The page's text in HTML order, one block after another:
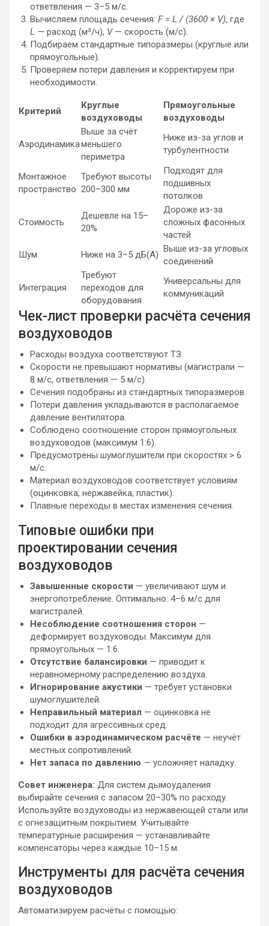
ответвления — 3–5 м/с.
Вычисляем площадь сечения: F = L / (3600 × V), где
L — расход (м³/ч), V— скорость (м/с).
Подбираем стандартные типоразмеры (круглые или
прямоугольные).
Проверяем потери давления и корректируем при
необходимости.
Критерий
Круглые
воздуховоды
Прямоугольные
воздуховоды
Аэродинамика
Выше за счёт
меньшего
периметра
Ниже из-за углов и
турбулентности
Монтажное
пространство
Требуют высоты
200–300 мм
Подходят для
подшивных
потолков
Стоимость
Дешевле на 15–
20%
Дороже из-за
сложных фасонных
частей
Шум
Ниже на 3–5 дБ(А)
Выше из-за угловых
соединений
Интеграция
Требуют
переходов для
оборудования
Универсальны для
коммуникаций
Чек-лист проверки расчёта сечения
воздуховодов
Расходы воздуха соответствуют ТЗ.
Скорости не превышают нормативы (магистрали —
8 м/с, ответвления — 5 м/с).
Сечения подобраны из стандартных типоразмеров.
Потери давления укладываются в располагаемое
давление вентилятора.
Соблюдено соотношение сторон прямоугольных
воздуховодов (максимум 1:6).
Предусмотрены шумоглушители при скоростях > 6
м/с.
Материал воздуховодов соответствует условиям
(оцинковка, нержавейка, пластик).
Плавные переходы в местах изменения сечения.
Типовые ошибки при
проектировании сечения
воздуховодов
Завышенные скорости — увеличивают шум и
энергопотребление. Оптимально: 4–6 м/с для
магистралей.
Несоблюдение соотношения сторон —
деформирует воздуховоды. Максимум для
прямоугольных — 1:6.
Отсутствие балансировки — приводит к
неравномерному распределению воздуха.
Игнорирование акустики — требует установки
шумоглушителей.
Неправильный материал — оцинковка не
подходит для агрессивных сред.
Ошибки в аэродинамическом расчёте — неучёт
местных сопротивлений.
Нет запаса по давлению — усложняет наладку.
Совет инженера: Для систем дымоудаления
выбирайте сечения с запасом 20–30% по расходу.
Используйте воздуховоды из нержавеющей стали или
с огнезащитным покрытием. Учитывайте
температурные расширения — устанавливайте
компенсаторы через каждые 10–15 м.
Инструменты для расчёта сечения
воздуховодов
Автоматизируем расчёты с помощью: